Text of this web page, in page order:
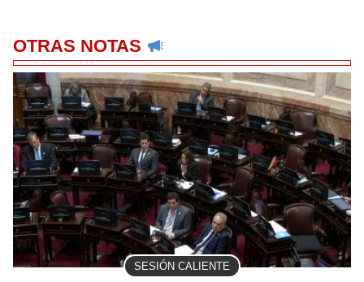
OTRAS NOTAS
SESIÓN CALIENTE